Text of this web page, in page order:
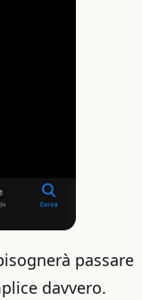
passare
davvero.